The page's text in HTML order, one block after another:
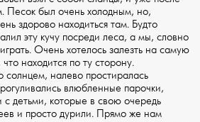
Песок был очень холодным, но,
здорово находиться там. Будто
эту кучу посреди леса, а мы, словно
Очень хотелось залезть на самую
находится по ту сторону.
солнцем, налево простиралась
влюбленные парочки,
с детьми, которые в свою очередь
и просто дурили. Прямо же нам